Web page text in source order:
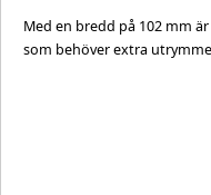
Med en bredd på 102 mm
som behöver extra